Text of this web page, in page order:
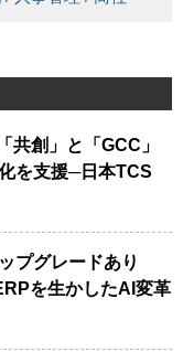
共創」と「GCC」
を支援─日本TCS
プグレードあり
を生かしたAI変革